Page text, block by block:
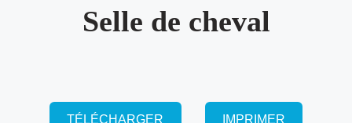
Selle de cheval
TÉLÉCHARGER IMPRIMER